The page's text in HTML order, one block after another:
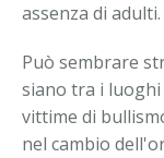
assenza di adulti.
Può sembrare
siano tra i
vittime di
nel cambio